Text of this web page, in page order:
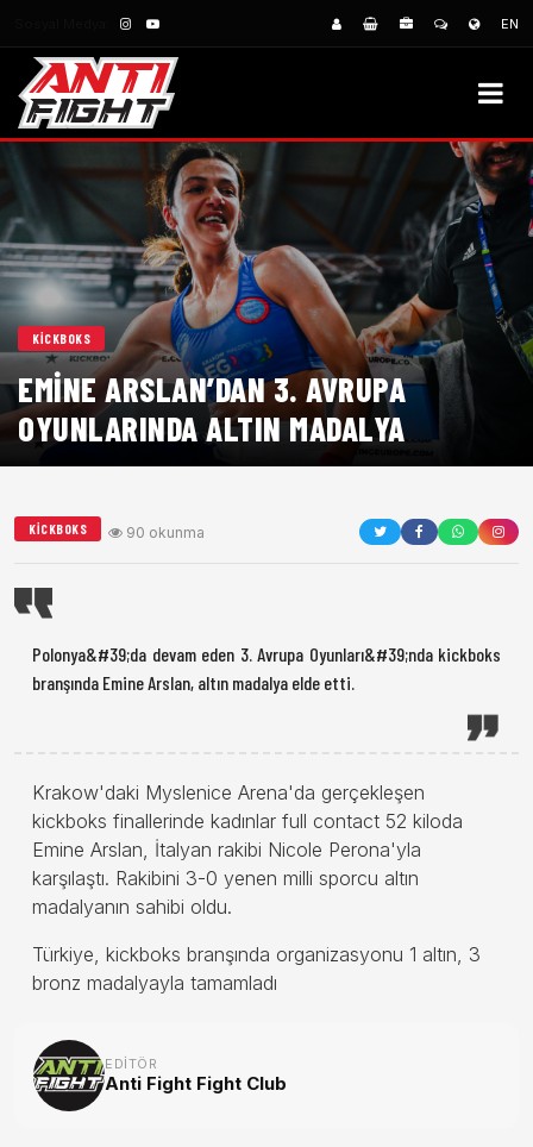
EN
KICKBOKS
EMINE ARSLAN’DAN 3. AVRUPA
OYUNLARINDA ALTIN MADALYA
KICKBOKS 90 okunma
Polonya&#39;da devam eden 3. Avrupa Oyunları&#39;nda kickboks
branşında Emine Arslan, altın madalya elde etti.
Krakow'daki Myslenice Arena'da gerçekleşen
kickboks finallerinde kadınlar full contact 52 kiloda
Emine Arslan, İtalyan rakibi Nicole Perona'yla
karşılaştı. Rakibini 3-0 yenen milli sporcu altın
madalyanın sahibi oldu.
Türkiye, kickboks branşında organizasyonu 1 altın, 3
bronz madalyayla tamamladı
EDITÖR
Anti Fight Fight Club